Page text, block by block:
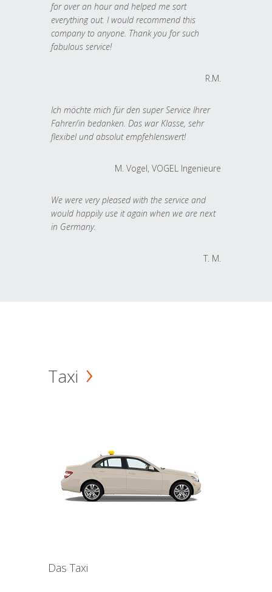
for over an hour and helped me sort
everything out. I would recommend this
company to anyone. Thank you for such
fabulous service!
R.M.
Ich möchte mich für den super Service Ihrer
Fahrer/in bedanken. Das war Klasse, sehr
flexibel und absolut empfehlenswert!
M. Vogel, VOGEL Ingenieure
We were very pleased with the service and
would happily use it again when we are next
in Germany.
T. M.
Taxi
Das Taxi